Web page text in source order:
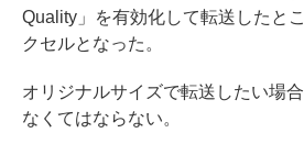
Quality」を有効化して転送したと
クセルとなった。
オリジナルサイズで転送したい場
なくてはならない。